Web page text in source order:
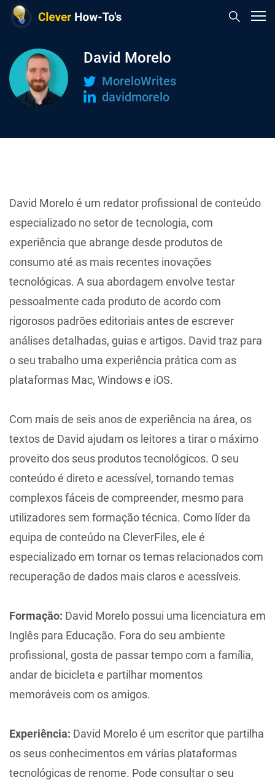
David Morelo
MoreloWrites
davidmorelo
David Morelo é um redator profissional de conteúdo
especializado no setor de tecnologia, com
experiência que abrange desde produtos de
consumo até as mais recentes inovações
tecnológicas. A sua abordagem envolve testar
pessoalmente cada produto de acordo com
rigorosos padrões editoriais antes de escrever
análises detalhadas, guias e artigos. David traz para
o seu trabalho uma experiência prática com as
plataformas Mac, Windows e iOS.
Com mais de seis anos de experiência na área, os
textos de David ajudam os leitores a tirar o máximo
proveito dos seus produtos tecnológicos. O seu
conteúdo é direto e acessível, tornando temas
complexos fáceis de compreender, mesmo para
utilizadores sem formação técnica. Como líder da
equipa de conteúdo na CleverFiles, ele é
especializado em tornar os temas relacionados com
recuperação de dados mais claros e acessíveis.
Formação: David Morelo possui uma licenciatura em
Inglês para Educação. Fora do seu ambiente
profissional, gosta de passar tempo com a família,
andar de bicicleta e partilhar momentos
memoráveis com os amigos.
Experiência: David Morelo é um escritor que partilha
os seus conhecimentos em várias plataformas
tecnológicas de renome. Pode consultar o seu